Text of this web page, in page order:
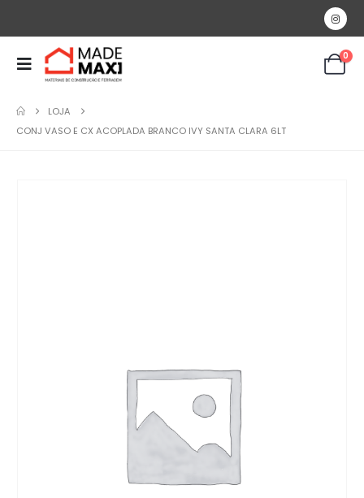
0
LOJA
CONJ VASO E CX ACOPLADA BRANCO IVY SANTA CLARA 6LT